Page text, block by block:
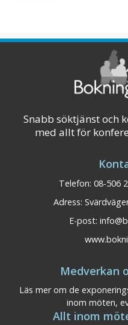
Snabb söktjänst och
med allt för
Telefon: 08-506
Adress:
E-post:
Medverkan
Läs mer om de
inom möten,
Allt inom